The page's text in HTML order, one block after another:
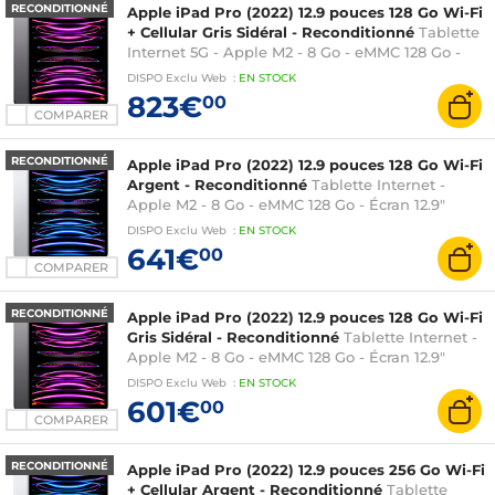
RECONDITIONNÉ
COMPARER
Apple iPad Pro (2022) 12.9 pouces 128 Go Wi-Fi
+ Cellular Gris Sidéral - Reconditionné Tablette
Internet 5G - Apple M2 - 8 Go - eMMC 128 Go -
Écran 12.9" Liquid Retina XDR Mini LED tactile -
Wi-Fi 6E / Bluetooth 5.3 - Webcam -
Thunderbolt/USB 4 - iPadOS 16
DISPO Exclu Web : EN STOCK
823€00
RECONDITIONNÉ
COMPARER
Apple iPad Pro (2022) 12.9 pouces 128 Go Wi-Fi
Argent - Reconditionné Tablette Internet -
Apple M2 - 8 Go - eMMC 128 Go - Écran 12.9"
Liquid Retina XDR Mini LED tactile - Wi-Fi 6E /
Bluetooth 5.3 - Webcam - Thunderbolt/USB 4 -
iPadOS 16
DISPO Exclu Web : EN STOCK
641€00
RECONDITIONNÉ
COMPARER
Apple iPad Pro (2022) 12.9 pouces 128 Go Wi-Fi
Gris Sidéral - Reconditionné Tablette Internet -
Apple M2 - 8 Go - eMMC 128 Go - Écran 12.9"
Liquid Retina XDR Mini LED tactile - Wi-Fi 6E /
Bluetooth 5.3 - Webcam - Thunderbolt/USB 4 -
iPadOS 16
DISPO Exclu Web : EN STOCK
601€00
RECONDITIONNÉ
Apple iPad Pro (2022) 12.9 pouces 256 Go Wi-Fi
+ Cellular Argent - Reconditionné Tablette